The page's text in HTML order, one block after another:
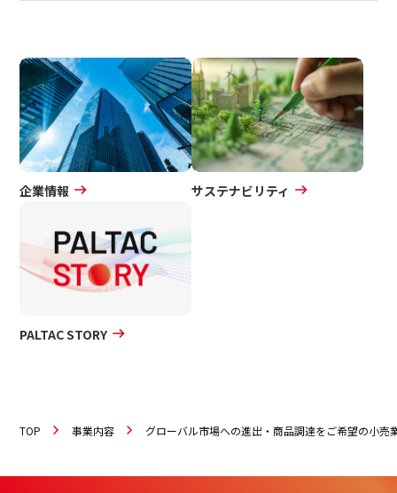
企業情報 サステナビリティ
PALTAC STORY
TOP 事業内容 グローバル市場への進出・商品調達をご希望の小売